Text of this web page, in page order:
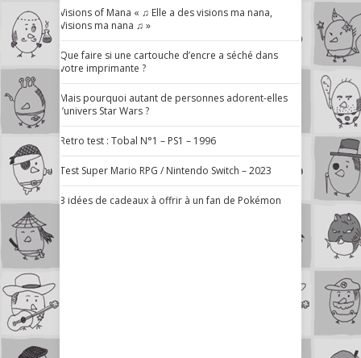
Visions of Mana « ♫ Elle a des visions ma nana,
Visions ma nana ♫ »
Que faire si une cartouche d’encre a séché dans
votre imprimante ?
Mais pourquoi autant de personnes adorent-elles
l’univers Star Wars ?
Retro test : Tobal N°1 – PS1 – 1996
Test Super Mario RPG / Nintendo Switch – 2023
3 idées de cadeaux à offrir à un fan de Pokémon